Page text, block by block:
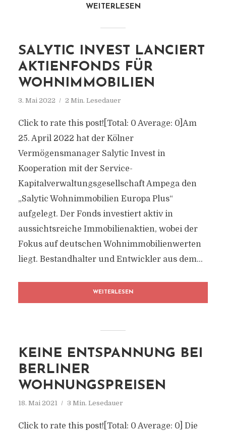
WEITERLESEN
SALYTIC INVEST LANCIERT
AKTIENFONDS FÜR
WOHNIMMOBILIEN
3. Mai 2022 2 Min. Lesedauer
Click to rate this post![Total: 0 Average: 0]Am
25. April 2022 hat der Kölner
Vermögensmanager Salytic Invest in
Kooperation mit der Service-
Kapitalverwaltungsgesellschaft Ampega den
„Salytic Wohnimmobilien Europa Plus“
aufgelegt. Der Fonds investiert aktiv in
aussichtsreiche Immobilienaktien, wobei der
Fokus auf deutschen Wohnimmobilienwerten
liegt. Bestandhalter und Entwickler aus dem...
WEITERLESEN
KEINE ENTSPANNUNG BEI
BERLINER
WOHNUNGSPREISEN
18. Mai 2021 3 Min. Lesedauer
Click to rate this post![Total: 0 Average: 0] Die